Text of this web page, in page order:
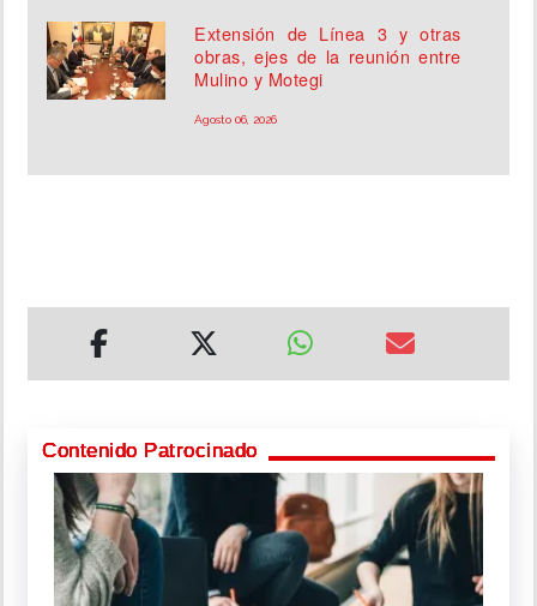
Extensión de Línea 3 y otras
obras, ejes de la reunión entre
Mulino y Motegi
Agosto 06, 2026
Contenido Patrocinado